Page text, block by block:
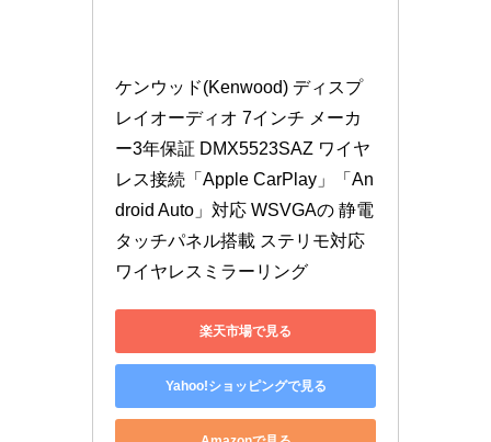
ケンウッド(Kenwood) ディスプ
レイオーディオ 7インチ メーカ
ー3年保証 DMX5523SAZ ワイヤ
レス接続「Apple CarPlay」「An
droid Auto」対応 WSVGAの 静電
タッチパネル搭載 ステリモ対応
ワイヤレスミラーリング
楽天市場で見る
Yahoo!ショッピングで見る